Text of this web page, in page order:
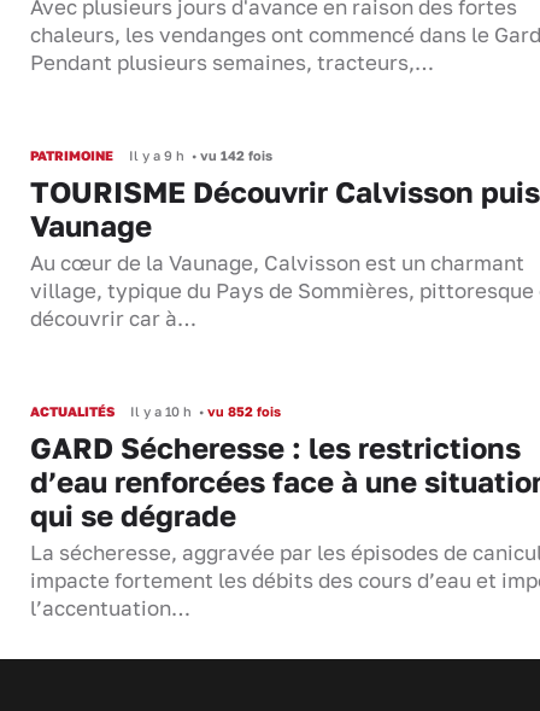
Avec plusieurs jours d'avance en raison des fortes
chaleurs, les vendanges ont commencé dans le
Pendant plusieurs semaines, tracteurs,…
PATRIMOINE Il y a 9 h • vu 142 fois
TOURISME Découvrir Calvisson
Vaunage
Au cœur de la Vaunage, Calvisson est un charmant
village, typique du Pays de Sommières, pittoresque
découvrir car à…
ACTUALITÉS Il y a 10 h • vu 852 fois
GARD Sécheresse : les restrictions
d’eau renforcées face à une
qui se dégrade
La sécheresse, aggravée par les épisodes de
impacte fortement les débits des cours d’eau et
l’accentuation…